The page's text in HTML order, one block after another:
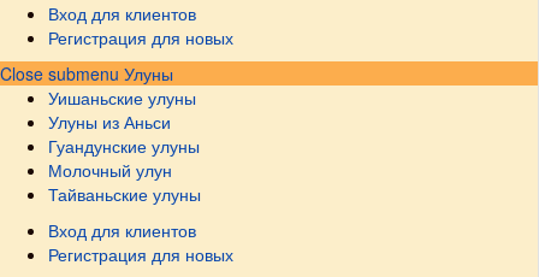
Вход для клиентов
Регистрация для новых
Close submenu Улуны
Уишаньские улуны
Улуны из Аньси
Гуандунские улуны
Молочный улун
Тайваньские улуны
Вход для клиентов
Регистрация для новых